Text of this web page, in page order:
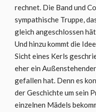
rechnet. Die Band und
sympathische Truppe,
gleich angeschlossen
Und hinzu kommt die
Sicht eines Kerls
eher ein
gefallen hat. Denn es
der Geschichte um sein
einzelnen Mädels